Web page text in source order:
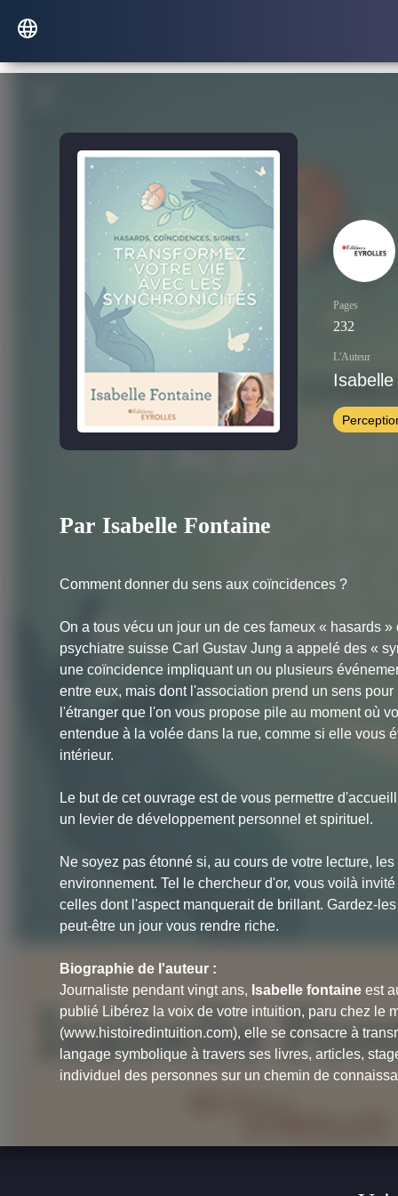
Pages
232
L'Auteur
Par Isabelle Fontaine
Comment donner du sens aux coïncidences ?
On a tous vécu un jour un de ces fameux « hasards
psychiatre suisse Carl Gustav Jung a appelé des «
une coïncidence impliquant un ou plusieurs
entre eux, mais dont l'association prend un sens
l'étranger que l'on vous propose pile au moment où
entendue à la volée dans la rue, comme si elle vous
intérieur.
Le but de cet ouvrage est de vous permettre
un levier de développement personnel et spirituel.
Ne soyez pas étonné si, au cours de votre lecture,
environnement. Tel le chercheur d'or, vous voilà
celles dont l'aspect manquerait de brillant. Gardez-
peut-être un jour vous rendre riche.
Biographie de l'auteur :
Journaliste pendant vingt ans, Isabelle fontaine est
publié Libérez la voix de votre intuition, paru chez le
(www.histoiredintuition.com), elle se consacre à
langage symbolique à travers ses livres, articles,
individuel des personnes sur un chemin de